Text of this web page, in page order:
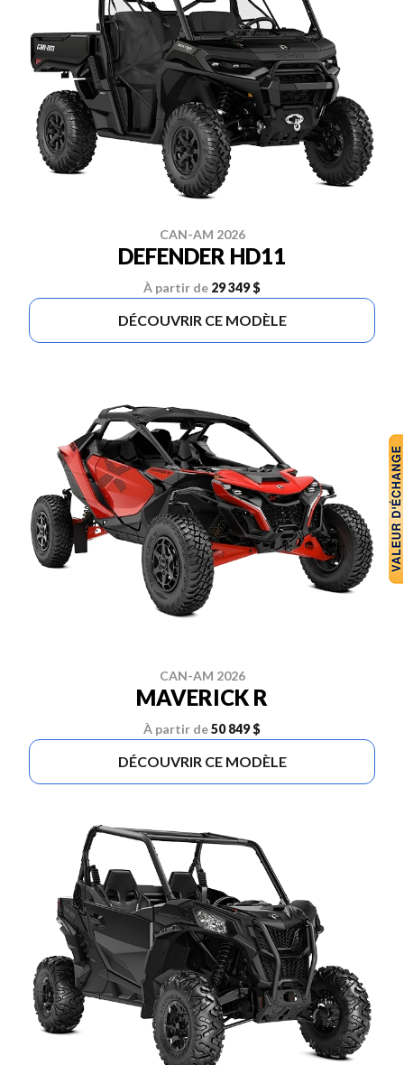
CAN-AM 2026
DEFENDER HD11
À partir de 29 349 $
DÉCOUVRIR CE MODÈLE
CAN-AM 2026
MAVERICK R
À partir de50 849 $
DÉCOUVRIR CE MODÈLE